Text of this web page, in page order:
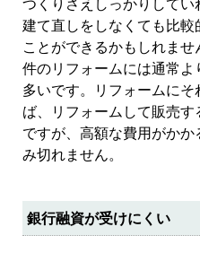
建て直しをしなくても比
ことができるかもしれま
件のリフォームには通常
多いです。リフォームに
ば、リフォームして販売
ですが、高額な費用がか
み切れません。
銀行融資が受けにくい